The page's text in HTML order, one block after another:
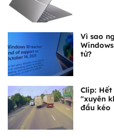
Vì sao
tử?
Clip:
"xuyên
đầu kéo